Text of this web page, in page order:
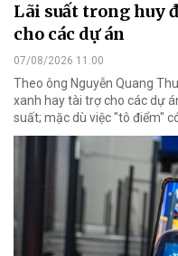
Lãi suất trong huy
cho các dự án
07/08/2026 11:00
Theo ông Nguyễn Quang
xanh hay tài trợ cho các dự
suất; mặc dù việc "tô điểm"